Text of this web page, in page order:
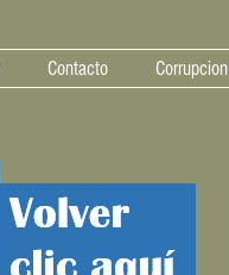
Contacto Corrupcion